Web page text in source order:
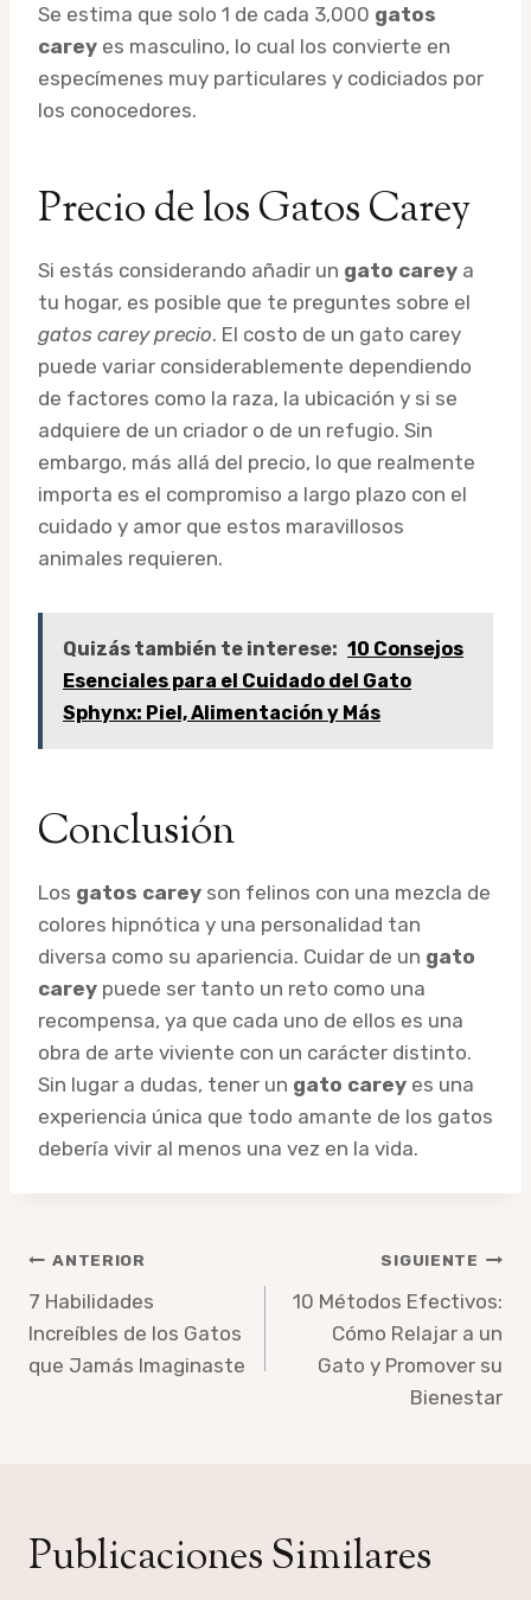
Se estima que solo 1 de cada 3,000 gatos
carey es masculino, lo cual los convierte en
especímenes muy particulares y codiciados por
los conocedores.
Precio de los Gatos Carey
Si estás considerando añadir un gato carey a
tu hogar, es posible que te preguntes sobre el
gatos carey precio. El costo de un gato carey
puede variar considerablemente dependiendo
de factores como la raza, la ubicación y si se
adquiere de un criador o de un refugio. Sin
embargo, más allá del precio, lo que realmente
importa es el compromiso a largo plazo con el
cuidado y amor que estos maravillosos
animales requieren.
Quizás también te interese: 10 Consejos
Esenciales para el Cuidado del Gato
Sphynx: Piel, Alimentación y Más
Conclusión
Los gatos carey son felinos con una mezcla de
colores hipnótica y una personalidad tan
diversa como su apariencia. Cuidar de un gato
carey puede ser tanto un reto como una
recompensa, ya que cada uno de ellos es una
obra de arte viviente con un carácter distinto.
Sin lugar a dudas, tener un gato carey es una
experiencia única que todo amante de los gatos
debería vivir al menos una vez en la vida.
Navegación
de
entradas
ANTERIOR
7 Habilidades
Increíbles de los Gatos
que Jamás Imaginaste
SIGUIENTE
10 Métodos Efectivos:
Cómo Relajar a un
Gato y Promover su
Bienestar
Publicaciones Similares